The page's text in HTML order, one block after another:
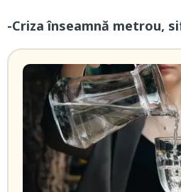
-Criza înseamnă metrou,